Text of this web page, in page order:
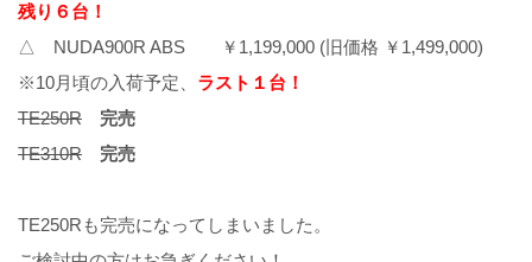
残り６台！
△ NUDA900R ABS ￥1,199,000 (旧価格 ￥1,499,000)
※10月頃の入荷予定、 ラスト１台！
TE250R
完売
TE310R
完売
TE250Rも完売になってしまいました。